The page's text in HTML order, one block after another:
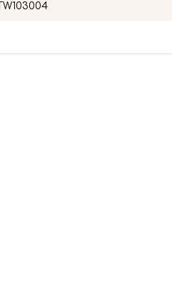
TW103004